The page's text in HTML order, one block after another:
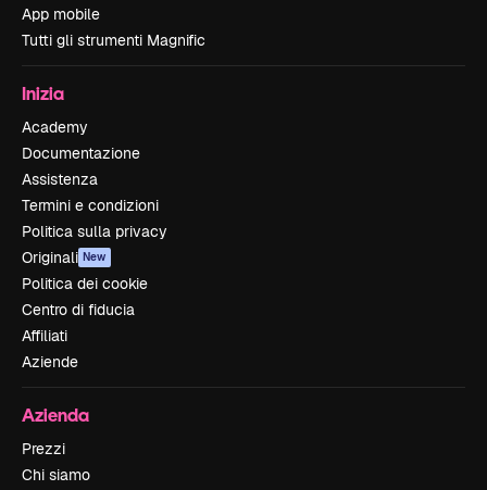
App mobile
Tutti gli strumenti Magnific
Inizia
Academy
Documentazione
Assistenza
Termini e condizioni
Politica sulla privacy
Originali New
Politica dei cookie
Centro di fiducia
Affiliati
Aziende
Azienda
Prezzi
Chi siamo